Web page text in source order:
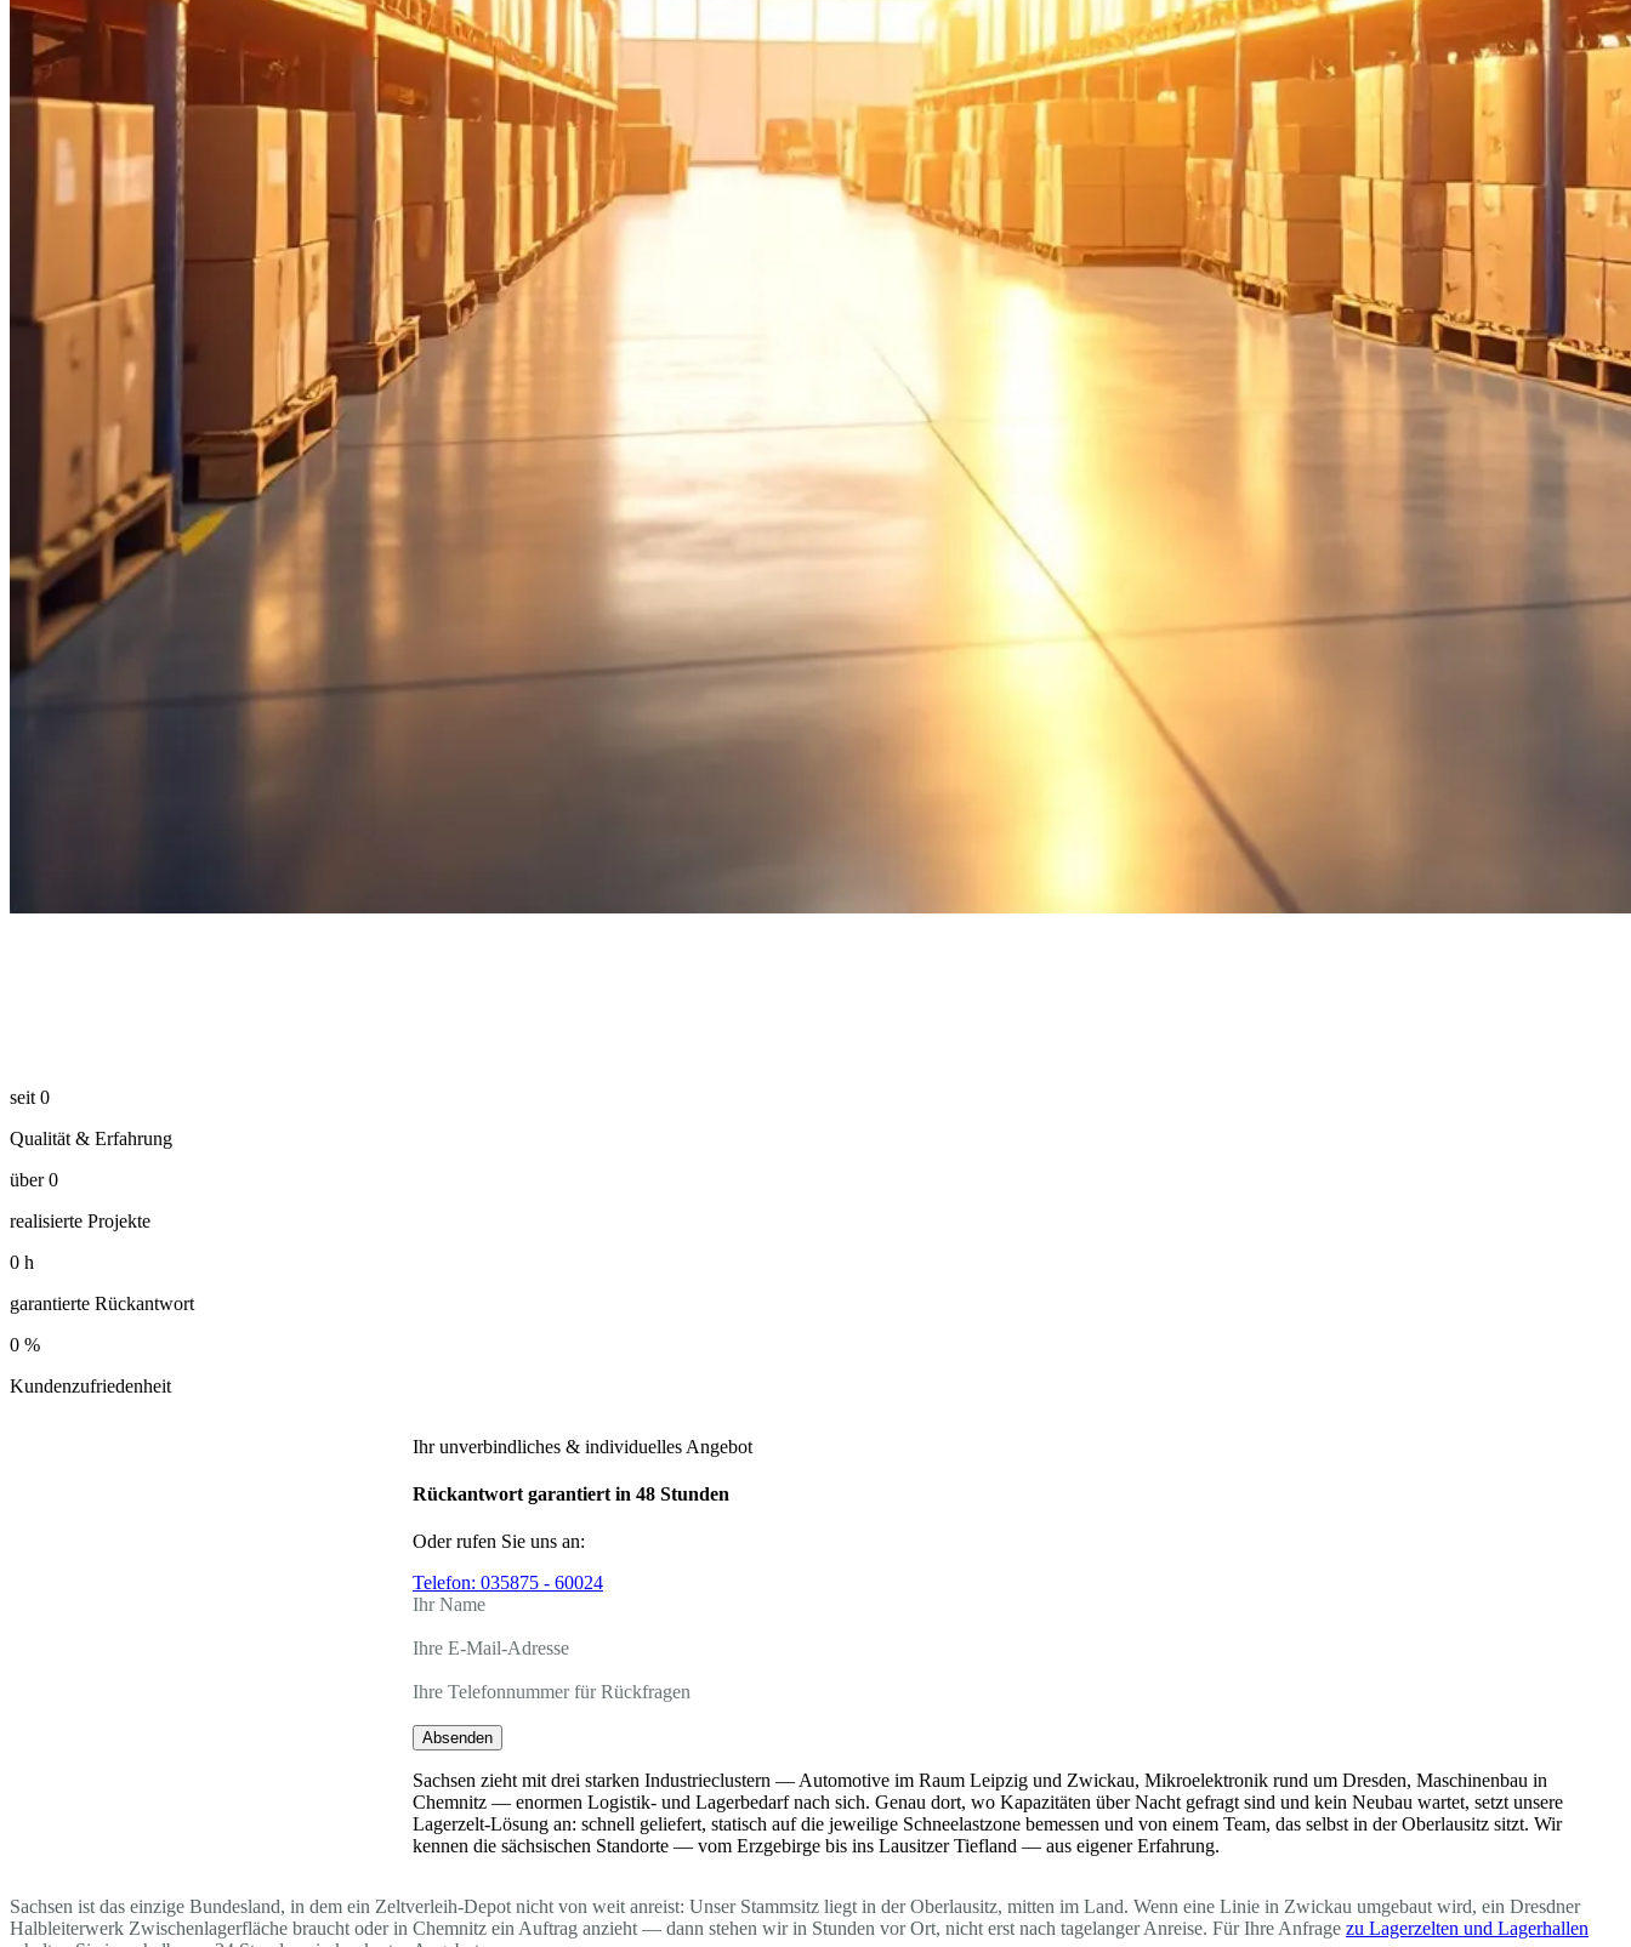
seit 0
Qualität & Erfahrung
über 0
realisierte Projekte
0 h
garantierte Rückantwort
0 %
Kundenzufriedenheit
Ihr unverbindliches & individuelles Angebot
Rückantwort garantiert in 48 Stunden
Oder rufen Sie uns an:
Telefon: 035875 - 60024
Ihr Name
Ihre E-Mail-Adresse
Ihre Telefonnummer für Rückfragen
Absenden
Sachsen zieht mit drei starken Industrieclustern — Automotive im Raum Leipzig und Zwickau, Mikroelektronik rund um Dresden, Maschinenbau in
Chemnitz — enormen Logistik- und Lagerbedarf nach sich. Genau dort, wo Kapazitäten über Nacht gefragt sind und kein Neubau wartet, setzt unsere
Lagerzelt-Lösung an: schnell geliefert, statisch auf die jeweilige Schneelastzone bemessen und von einem Team, das selbst in der Oberlausitz sitzt. Wir
kennen die sächsischen Standorte — vom Erzgebirge bis ins Lausitzer Tiefland — aus eigener Erfahrung.
Sachsen ist das einzige Bundesland, in dem ein Zeltverleih-Depot nicht von weit anreist: Unser Stammsitz liegt in der Oberlausitz, mitten im Land. Wenn eine Linie in Zwickau umgebaut wird, ein Dresdner
Halbleiterwerk Zwischenlagerfläche braucht oder in Chemnitz ein Auftrag anzieht — dann stehen wir in Stunden vor Ort, nicht erst nach tagelanger Anreise. Für Ihre Anfrage zu Lagerzelten und Lagerhallen